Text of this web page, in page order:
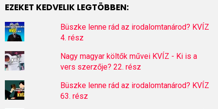
EZEKET KEDVELIK LEGTÖBBEN:
Büszke lenne rád az irodalomtanárod? KVÍZ
4. rész
Nagy magyar költők művei KVÍZ - Ki is a
vers szerzője? 22. rész
Büszke lenne rád az irodalomtanárod? KVÍZ
63. rész